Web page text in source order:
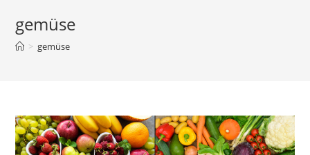
gemüse
> gemüse